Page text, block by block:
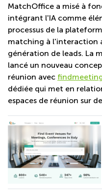
Bureaux
Luxembourg
Centres
d’affaires
Bertrange
Centres
Esch-
Alzette
d’affaires
Sandweiler
MatchOffice a misé à
intégrant l'IA comme
processus de la
matching à l'interaction
génération de leads. La
lancé un nouveau
réunion avec
dédiée qui met en
espaces de réunion sur